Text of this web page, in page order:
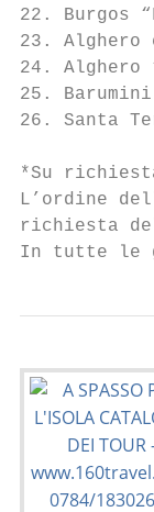
22. Burgos
23. Alghero
24. Alghero
25. Barumini
26. Santa
*Su
L’ordine
richiesta
In tutte le